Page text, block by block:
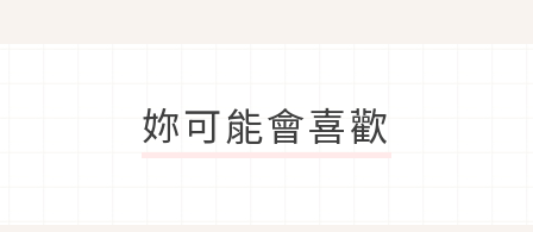
妳可能會喜歡